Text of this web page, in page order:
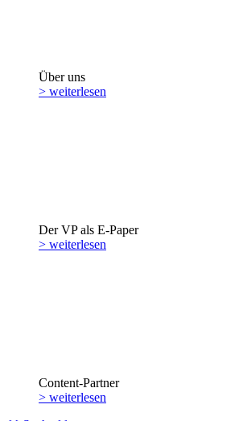
Über uns
> weiterlesen
Der VP als E-Paper
> weiterlesen
Content-Partner
> weiterlesen